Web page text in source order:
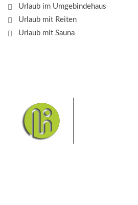
Urlaub im Umgebindehaus
Urlaub mit Reiten
Urlaub mit Sauna